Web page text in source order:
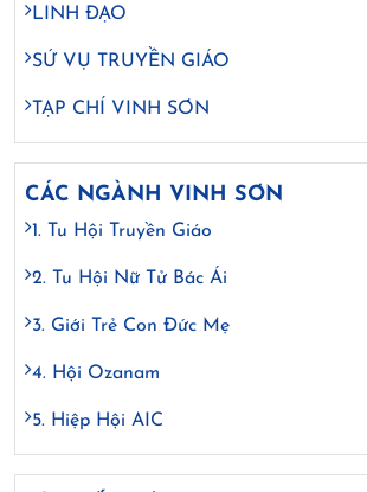
LINH ĐẠO
SỨ VỤ TRUYỀN GIÁO
TẠP CHÍ VINH SƠN
CÁC NGÀNH VINH SƠN
1. Tu Hội Truyền Giáo
2. Tu Hội Nữ Tử Bác Ái
3. Giới Trẻ Con Đức Mẹ
4. Hội Ozanam
5. Hiệp Hội AIC